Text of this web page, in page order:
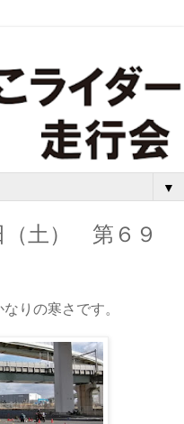
▼
（土） 第６９
りの寒さです。